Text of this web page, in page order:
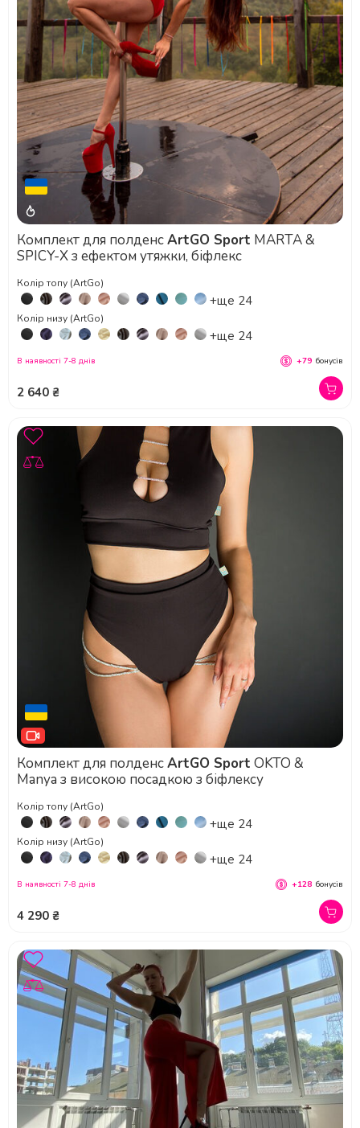
Комплект для полденсArtGO Sport MARTA &
SPICY-X з ефектом утяжки, біфлекс
Колір топу (ArtGo)
+ще 24
Колір низу (ArtGo)
+ще 24
2 640 ₴
В наявності 7-8 днів +79 бонусів
Комплект для полденсArtGO Sport OKTO &
Manya з високою посадкою з біфлексу
Колір топу (ArtGo)
+ще 24
Колір низу (ArtGo)
+ще 24
4 290 ₴
В наявності 7-8 днів +128 бонусів